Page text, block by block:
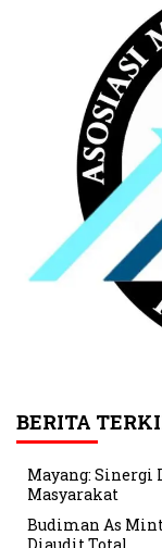
BERITA
Mayang: Sinergi
Masyarakat
Budiman As